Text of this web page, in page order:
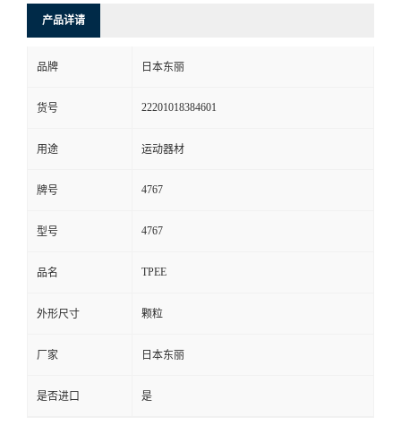
留
言
产品详请
品牌 日本东丽
货号 22201018384601
用途 运动器材
牌号 4767
型号 4767
品名 TPEE
外形尺寸 颗粒
厂家 日本东丽
是否进口 是